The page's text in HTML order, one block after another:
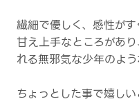
繊細で優しく、感性がす
甘え上手なところがあ
れる無邪気な少年のよう
ちょっとした事で嬉し